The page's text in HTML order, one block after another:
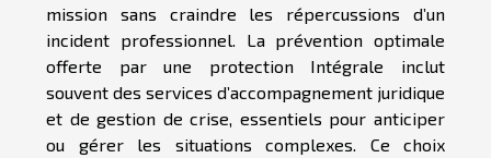
mission sans craindre les répercussions d’un
incident professionnel. La prévention optimale
offerte par une protection Intégrale inclut
souvent des services d’accompagnement juridique
et de gestion de crise, essentiels pour anticiper
ou gérer les situations complexes. Ce choix